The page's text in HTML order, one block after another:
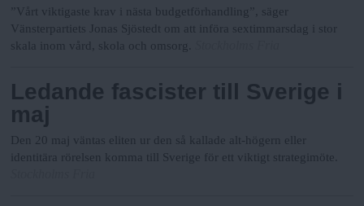
”Vårt viktigaste krav i nästa budgetförhandling”, säger
Vänsterpartiets Jonas Sjöstedt om att införa sextimmarsdag i stor
skala inom vård, skola och omsorg.
Ledande fascister till Sverige i
maj
Den 20 maj väntas eliten ur den så kallade alt-högern eller
identitära rörelsen komma till Sverige för ett viktigt strategimöte.